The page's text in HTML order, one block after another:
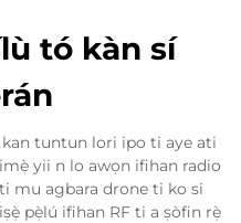
tó kàn sí
tuntun lori ipo ti aye ati
yii n lo awọn ifihan radio
mu agbara drone ti ko si
pẹ̀lú ifihan RF ti a ṣòfin rẹ̀